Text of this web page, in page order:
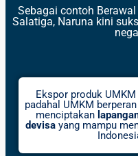
Sebagai contoh
Salatiga, Naruna kini
Ekspor produk
padahal UMKM
menciptakan
devisayang mampu